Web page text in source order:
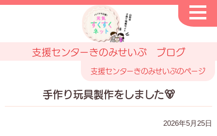
支援センターきのみせいぶ ブログ
支援センターきのみせいぶのページ
手作り玩具製作をしました🐻
2026年5月25日